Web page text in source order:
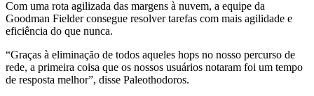
Com uma rota agilizada das margens à nuvem, a equipe da
Goodman Fielder consegue resolver tarefas com mais agilidade e
eficiência do que nunca.
“Graças à eliminação de todos aqueles hops no nosso percurso de
rede, a primeira coisa que os nossos usuários notaram foi um tempo
de resposta melhor”, disse Paleothodoros.